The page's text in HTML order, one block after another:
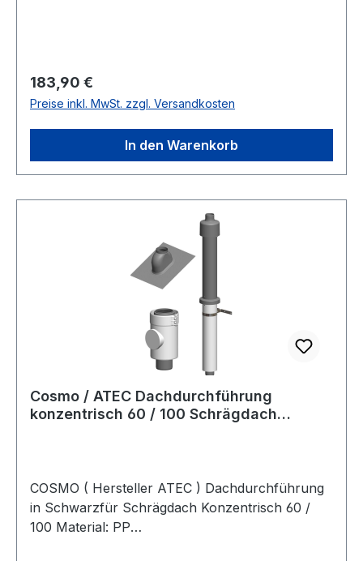
COSMOModell:Artikelnr.: CDD60100RT2. Sc
hrägdachpfanne Rot 5 -
45°= SchrägdachpfanneziegelrotFabrikat:
COSMOModell:Artikelnr.: CSDPRT3.
Kontrollrohr = KontrollrohrDN 60/100für das
Abgassystem von Gas- und Öl-
COSMOModell:Artikelnr.: CKR60100
Regulärer Preis:
183,90 €
Preise inkl. MwSt. zzgl. Versandkosten
In den Warenkorb
Cosmo / ATEC Dachdurchführung
konzentrisch 60 / 100 Schrägdach
COSMO ( Hersteller ATEC ) Dachdurchführung
in Schwarzfür Schrägdach Konzentrisch 60 /
100 Material: PP